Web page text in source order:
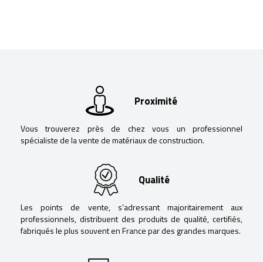
Proximité
Vous trouverez près de chez vous un professionnel
spécialiste de la vente de matériaux de construction.
Qualité
Les points de vente, s’adressant majoritairement aux
professionnels, distribuent des produits de qualité, certifiés,
fabriqués le plus souvent en France par des grandes marques.